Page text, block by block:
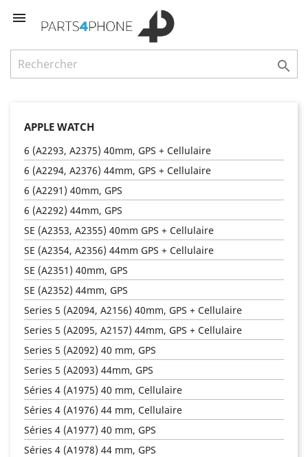


APPLE WATCH
6 (A2293, A2375) 40mm, GPS + Cellulaire
6 (A2294, A2376) 44mm, GPS + Cellulaire
6 (A2291) 40mm, GPS
6 (A2292) 44mm, GPS
SE (A2353, A2355) 40mm GPS + Cellulaire
SE (A2354, A2356) 44mm GPS + Cellulaire
SE (A2351) 40mm, GPS
SE (A2352) 44mm, GPS
Series 5 (A2094, A2156) 40mm, GPS + Cellulaire
Series 5 (A2095, A2157) 44mm, GPS + Cellulaire
Series 5 (A2092) 40 mm, GPS
Series 5 (A2093) 44mm, GPS
Séries 4 (A1975) 40 mm, Cellulaire
Séries 4 (A1976) 44 mm, Cellulaire
Séries 4 (A1977) 40 mm, GPS
Séries 4 (A1978) 44 mm, GPS